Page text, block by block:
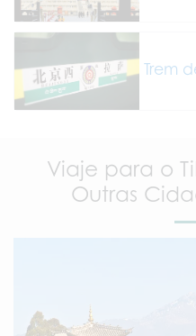
Trem
Viaje para o
Outras